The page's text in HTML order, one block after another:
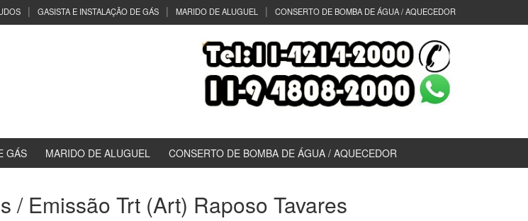
GASISTA E INSTALAÇÃO DE GÁS MARIDO DE ALUGUEL CONSERTO DE BOMBA DE ÁGUA / AQUECEDOR
GÁS MARIDO DE ALUGUEL CONSERTO DE BOMBA DE ÁGUA / AQUECEDOR
/ Emissão Trt (Art) Raposo Tavares